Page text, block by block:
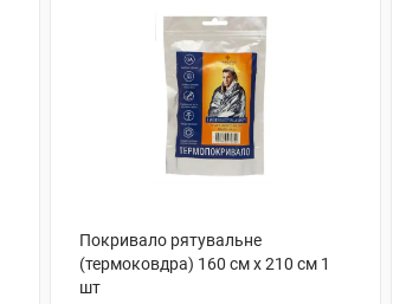
Покривало рятувальне
(термоковдра) 160 см х 210 см 1
шт